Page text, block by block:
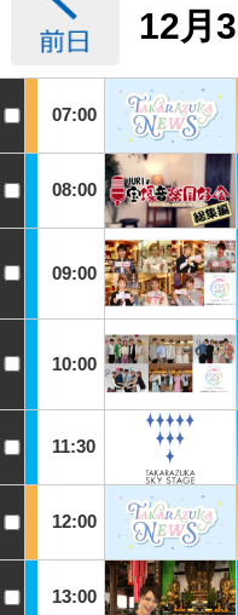
12月
07:00
08:00
09:00
10:00
11:30
12:00
13:00